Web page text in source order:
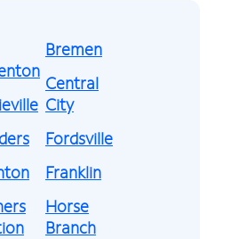
Bremen
Central
City
Fordsville
Franklin
Horse
Branch